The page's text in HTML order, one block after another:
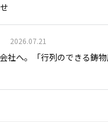
2026.07.21
社へ。「行列のできる鋳